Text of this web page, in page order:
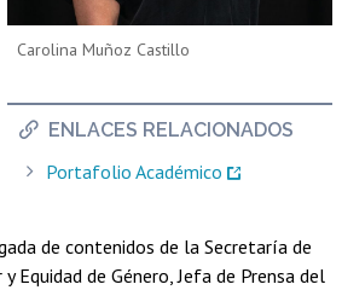
Carolina Muñoz Castillo
ENLACES RELACIONADOS
Portafolio Académico
de contenidos de la Secretaría de
Equidad de Género, Jefa de Prensa del